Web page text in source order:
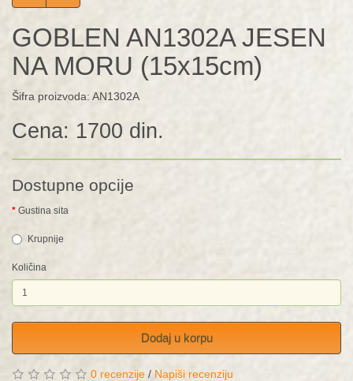
GOBLEN AN1302A JESEN
NA MORU (15x15cm)
Šifra proizvoda: AN1302A
Cena: 1700 din.
Dostupne opcije
Gustina sita
Krupnije
Količina
Dodaj u korpu
0 recenzije / Napiši recenziju